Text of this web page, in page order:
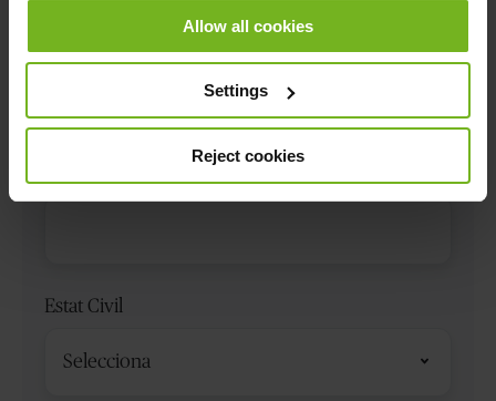
Allow all cookies
Settings
Reject cookies
Estat Civil